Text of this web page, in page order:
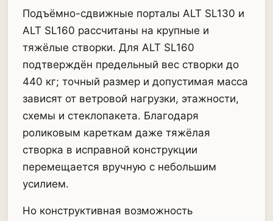
Подъёмно-сдвижные порталы ALT SL130 и
ALT SL160 рассчитаны на крупные и
тяжёлые створки. Для ALT SL160
подтверждён предельный вес створки до
440 кг; точный размер и допустимая масса
зависят от ветровой нагрузки, этажности,
схемы и стеклопакета. Благодаря
роликовым кареткам даже тяжёлая
створка в исправной конструкции
перемещается вручную с небольшим
усилием.
Но конструктивная возможность